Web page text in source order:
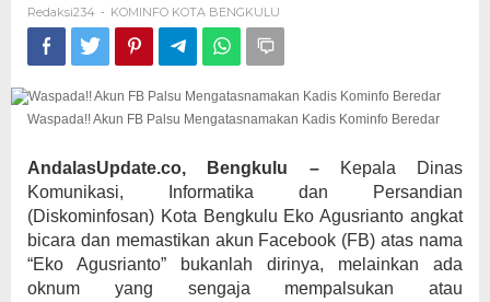
Redaksi234 - KOMINFO KOTA BENGKULU
Waspada!! Akun FB Palsu Mengatasnamakan Kadis Kominfo Beredar
AndalasUpdate.co, Bengkulu –
Kepala Dinas
Komunikasi, Informatika dan Persandian
(Diskominfosan) Kota Bengkulu Eko Agusrianto angkat
bicara dan memastikan akun Facebook (FB) atas nama
“Eko Agusrianto” bukanlah dirinya, melainkan ada
oknum yang sengaja mempalsukan atau